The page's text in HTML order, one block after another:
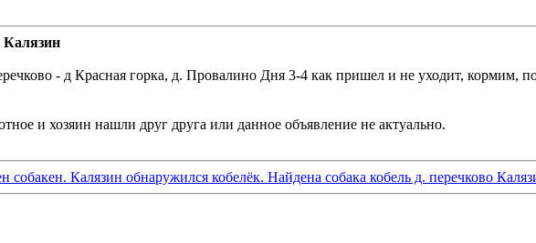
Калязин
- д Красная горка, д. Провалино Дня 3-4 как пришел и не уходит, кормим,
собакен. Калязин обнаружился кобелёк. Найдена собака кобель д. перечково